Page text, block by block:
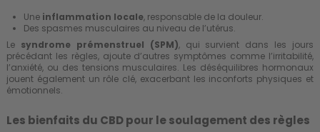
Une inflammation locale, responsable de la douleur.
Des spasmes musculaires au niveau de l’utérus.
Le syndrome prémenstruel (SPM), qui survient dans les jours
précédant les règles, ajoute d’autres symptômes comme l’irritabilité,
l’anxiété, ou des tensions musculaires. Les déséquilibres hormonaux
jouent également un rôle clé, exacerbant les inconforts physiques et
émotionnels.
Les bienfaits du CBD pour le soulagement des règles